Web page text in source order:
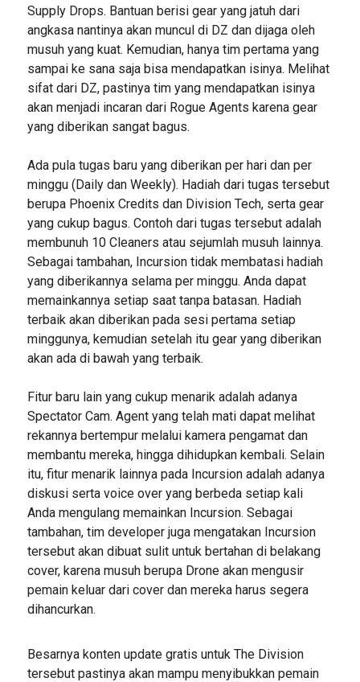
Supply Drops. Bantuan berisi gear yang jatuh dari
angkasa nantinya akan muncul di DZ dan dijaga oleh
musuh yang kuat. Kemudian, hanya tim pertama yang
sampai ke sana saja bisa mendapatkan isinya. Melihat
sifat dari DZ, pastinya tim yang mendapatkan isinya
akan menjadi incaran dari Rogue Agents karena gear
yang diberikan sangat bagus.
Ada pula tugas baru yang diberikan per hari dan per
minggu (Daily dan Weekly). Hadiah dari tugas tersebut
berupa Phoenix Credits dan Division Tech, serta gear
yang cukup bagus. Contoh dari tugas tersebut adalah
membunuh 10 Cleaners atau sejumlah musuh lainnya.
Sebagai tambahan, Incursion tidak membatasi hadiah
yang diberikannya selama per minggu. Anda dapat
memainkannya setiap saat tanpa batasan. Hadiah
terbaik akan diberikan pada sesi pertama setiap
minggunya, kemudian setelah itu gear yang diberikan
akan ada di bawah yang terbaik.
Fitur baru lain yang cukup menarik adalah adanya
Spectator Cam. Agent yang telah mati dapat melihat
rekannya bertempur melalui kamera pengamat dan
membantu mereka, hingga dihidupkan kembali. Selain
itu, fitur menarik lainnya pada Incursion adalah adanya
diskusi serta voice over yang berbeda setiap kali
Anda mengulang memainkan Incursion. Sebagai
tambahan, tim developer juga mengatakan Incursion
tersebut akan dibuat sulit untuk bertahan di belakang
cover, karena musuh berupa Drone akan mengusir
pemain keluar dari cover dan mereka harus segera
dihancurkan.
Besarnya konten update gratis untuk The Division
tersebut pastinya akan mampu menyibukkan pemain